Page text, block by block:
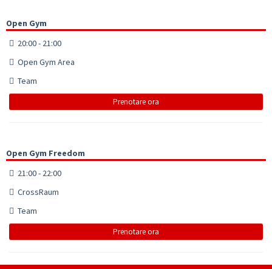
Open Gym
20:00 - 21:00
Open Gym Area
Team
Prenotare ora
Open Gym Freedom
21:00 - 22:00
CrossRaum
Team
Prenotare ora